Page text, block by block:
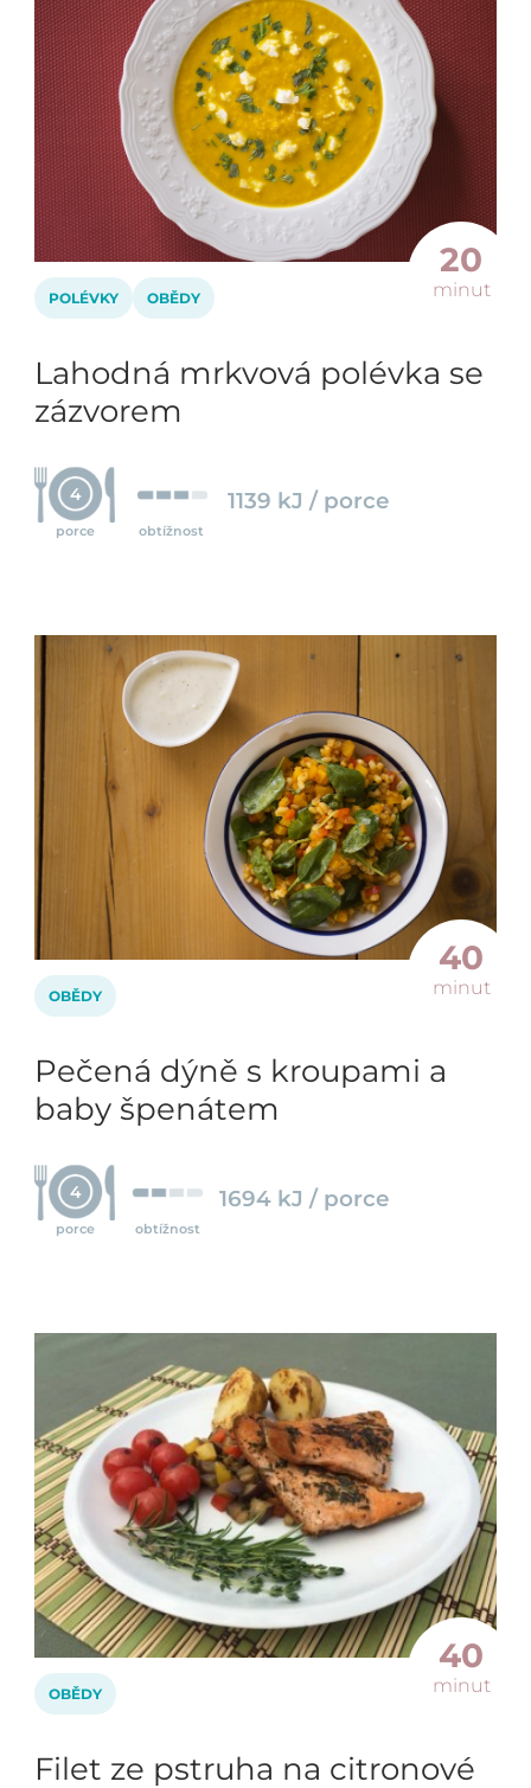
20
minut
POLÉVKY OBĚDY
Lahodná mrkvová polévka se
zázvorem
4
porce obtížnost
1139 kJ / porce
40
minut
OBĚDY
Pečená dýně s kroupami a
baby špenátem
4
porce obtížnost
1694 kJ / porce
40
minut
OBĚDY
Filet ze pstruha na citronové